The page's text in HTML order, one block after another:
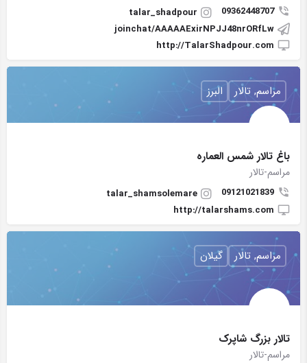
09362448707
talar_shadpour
joinchat/AAAAAExirNPJJ48nrORfLw
http://TalarShadpour.com
باغ تالار شمس العماره
مراسم-تالار
09121021839
talar_shamsolemare
http://talarshams.com
مراسم, تالار البرز
تالار بزرگ شاپرک
مراسم-تالار
مراسم, تالار گیلان